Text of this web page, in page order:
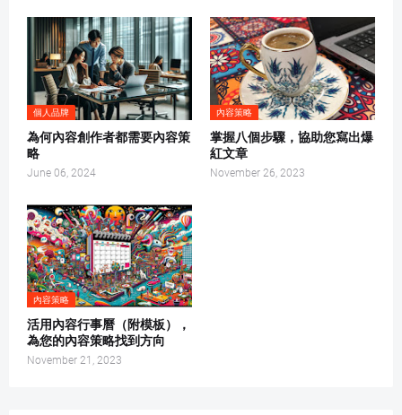
個人品牌
為何內容創作者都需要內容策
略
June 06, 2024
內容策略
掌握八個步驟，協助您寫出爆
紅文章
November 26, 2023
內容策略
活用內容行事曆（附模板），
為您的內容策略找到方向
November 21, 2023